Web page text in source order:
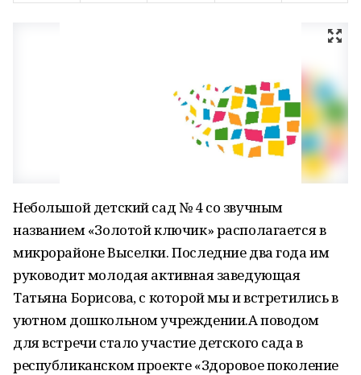
Небольшой детский сад № 4 со звучным
названием «Золотой ключик» располагается в
микрорайоне Выселки. Последние два года им
руководит молодая активная заведующая
Татьяна Борисова, с которой мы и встретились в
уютном дошкольном учреждении.А поводом
для встречи стало участие детского сада в
республиканском проекте «Здоровое поколение